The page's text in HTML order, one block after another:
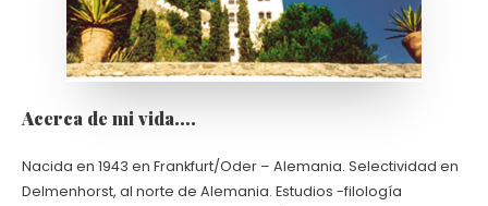
Acerca de mi vida….
Nacida en 1943 en Frankfurt/Oder – Alemania. Selectividad en
Delmenhorst, al norte de Alemania. Estudios -filología